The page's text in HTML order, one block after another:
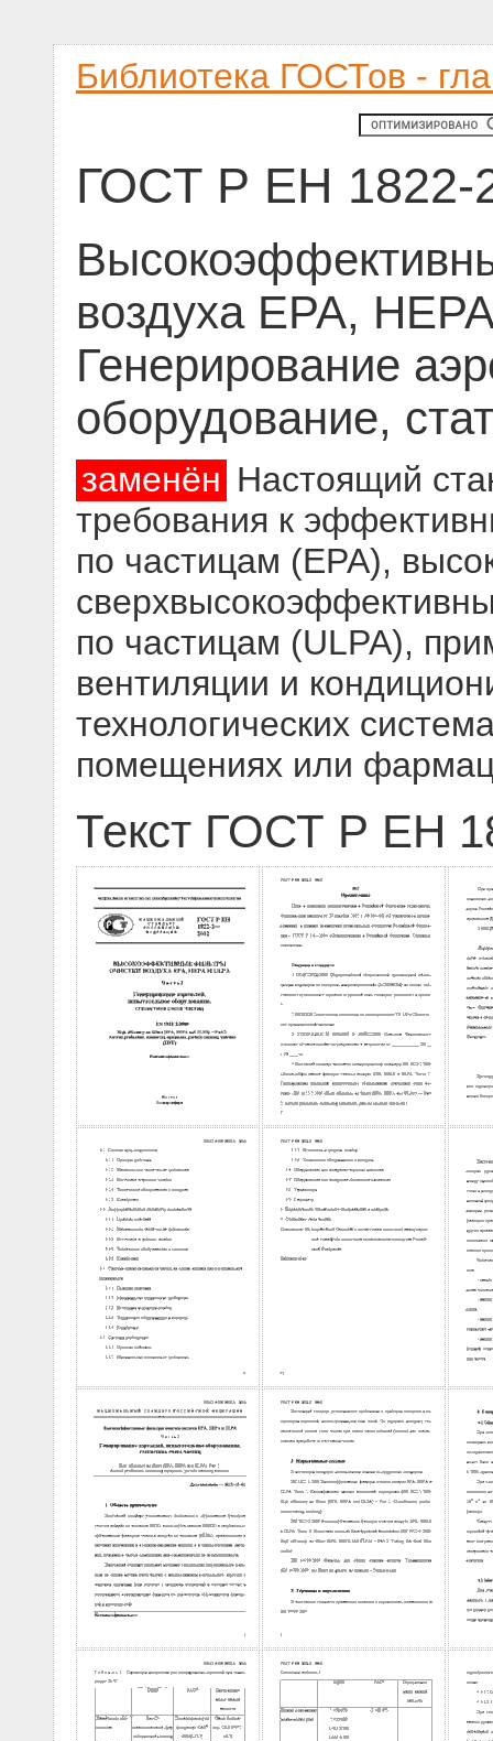
Библиотека ГОСТов -
ГОСТ Р ЕН 1822-
воздуха ЕРА,
Генерирование
оборудование,
заменён Настоящий
требования к
по частицам (ЕРА),
по частицам (ULPA),
вентиляции и
технологических
помещениях или
Текст ГОСТ Р ЕН